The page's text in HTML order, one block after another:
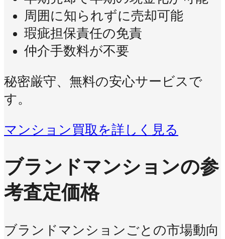
周囲に知られずに売却可能
瑕疵担保責任の免責
仲介手数料が不要
秘密厳守、無料の安心サービスで
す。
マンション買取を詳しく見る
ブランドマンションの参
考査定価格
ブランドマンションごとの市場動向